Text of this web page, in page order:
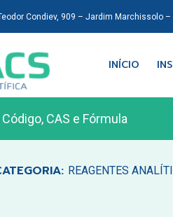
Condiev, 909 – Jardim Marchissolo –
INÍCIO
REAGENTES